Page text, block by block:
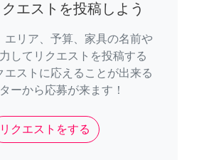
エストを投稿しよう
エリア、予算、家具の名前や
してリクエストを投稿する
エストに応えることが出来る
ーから応募が来ます！
リクエストをする